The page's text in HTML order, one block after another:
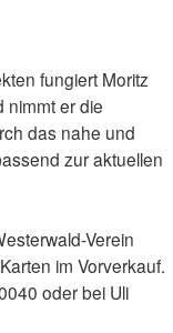
fungiert Moritz
nimmt er die
das nahe und
zur aktuellen
Verein
im Vorverkauf.
oder bei Uli